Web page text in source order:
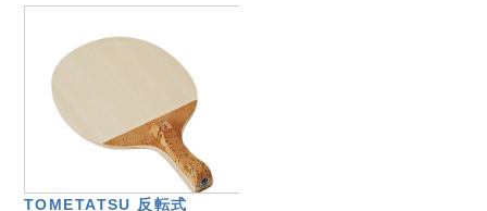
TOMETATSU 反転式